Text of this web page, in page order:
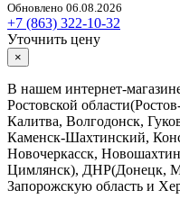
Обновлено 06.08.2026
+7 (863) 322-10-32
Уточнить цену
×
В нашем интернет-
Ростовской
Калитва, Волгодонск,
Каменск-Шахтинский,
Новочеркасск,
Цимлянск), ДНР(Донецк,
Запорожскую область и